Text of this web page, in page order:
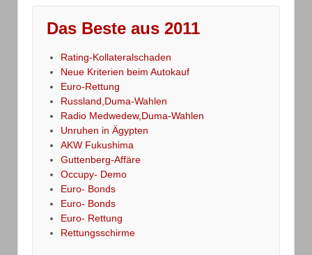
Das Beste aus 2011
Rating-Kollateralschaden
Neue Kriterien beim Autokauf
Euro-Rettung
Russland,Duma-Wahlen
Radio Medwedew,Duma-Wahlen
Unruhen in Ägypten
AKW Fukushima
Guttenberg-Affäre
Occupy- Demo
Euro- Bonds
Euro- Bonds
Euro- Rettung
Rettungsschirme